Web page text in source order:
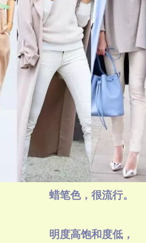
蜡笔色，很流行。
明度高饱和度低，